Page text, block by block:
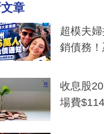
章
超模夫
銷債務
一度被
收息股
場費